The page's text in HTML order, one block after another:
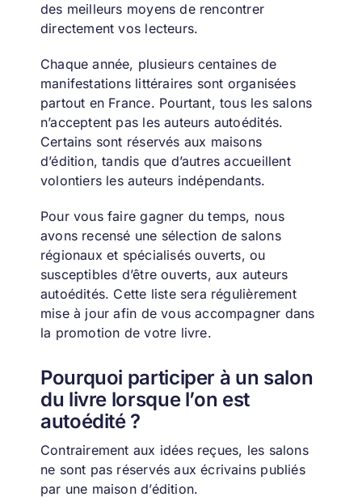
des meilleurs moyens de rencontrer
directement vos lecteurs.
Chaque année, plusieurs centaines de
manifestations littéraires sont organisées
partout en France. Pourtant, tous les salons
n’acceptent pas les auteurs autoédités.
Certains sont réservés aux maisons
d’édition, tandis que d’autres accueillent
volontiers les auteurs indépendants.
Pour vous faire gagner du temps, nous
avons recensé une sélection de salons
régionaux et spécialisés ouverts, ou
susceptibles d’être ouverts, aux auteurs
autoédités. Cette liste sera régulièrement
mise à jour afin de vous accompagner dans
la promotion de votre livre.
Pourquoi participer à un salon
du livre lorsque l’on est
autoédité ?
Contrairement aux idées reçues, les salons
ne sont pas réservés aux écrivains publiés
par une maison d’édition.